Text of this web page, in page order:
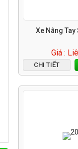
Xe Nâng Tay
Giá :
CHI TIẾT